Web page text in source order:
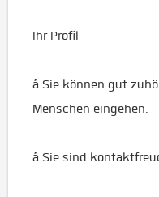
Ihr Profil
â Sie können gut
Menschen eingehen.
â Sie sind